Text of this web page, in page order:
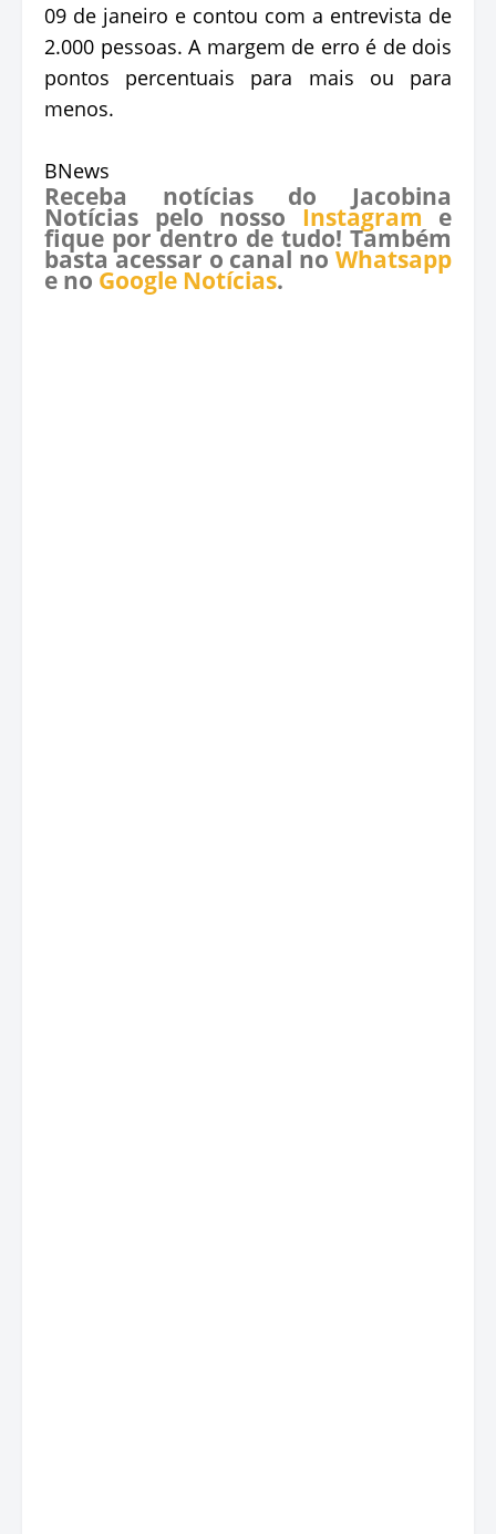
09 de janeiro e contou com a entrevista de
2.000 pessoas. A margem de erro é de dois
pontos percentuais para mais ou para
menos.
BNews
Receba notícias do Jacobina
Notícias pelo nosso Instagram e
fique por dentro de tudo! Também
basta acessar o canal no Whatsapp
e no Google Notícias.